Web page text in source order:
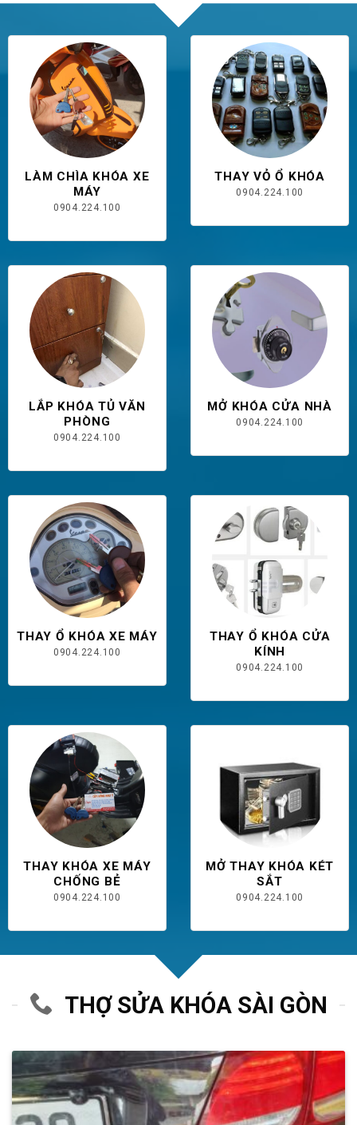
LÀM CHÌA KHÓA XE
MÁY
0904.224.100
THAY VỎ Ổ KHÓA
0904.224.100
LẮP KHÓA TỦ VĂN
PHÒNG
0904.224.100
MỞ KHÓA CỬA NHÀ
0904.224.100
THAY Ổ KHÓA XE MÁY
0904.224.100
THAY Ổ KHÓA CỬA
KÍNH
0904.224.100
THAY KHÓA XE MÁY
CHỐNG BẺ
0904.224.100
MỞ THAY KHÓA KÉT
SẮT
0904.224.100
THỢ SỬA KHÓA SÀI GÒN